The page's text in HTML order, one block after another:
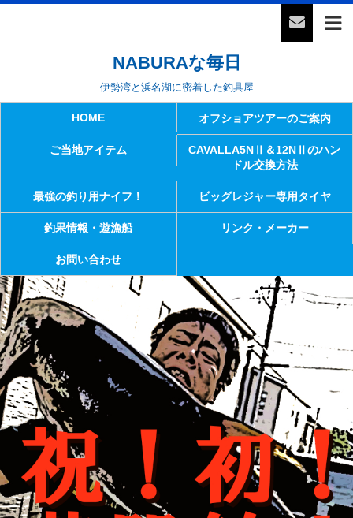
NABURAな毎日
伊勢湾と浜名湖に密着した釣具屋
HOME オフショアツアーのご案内
ご当地アイテム
CAVALLA5NⅡ＆12NⅡのハン
ドル交換方法
最強の釣り用ナイフ！ ビッグレジャー専用タイヤ
釣果情報・遊漁船 リンク・メーカー
お問い合わせ